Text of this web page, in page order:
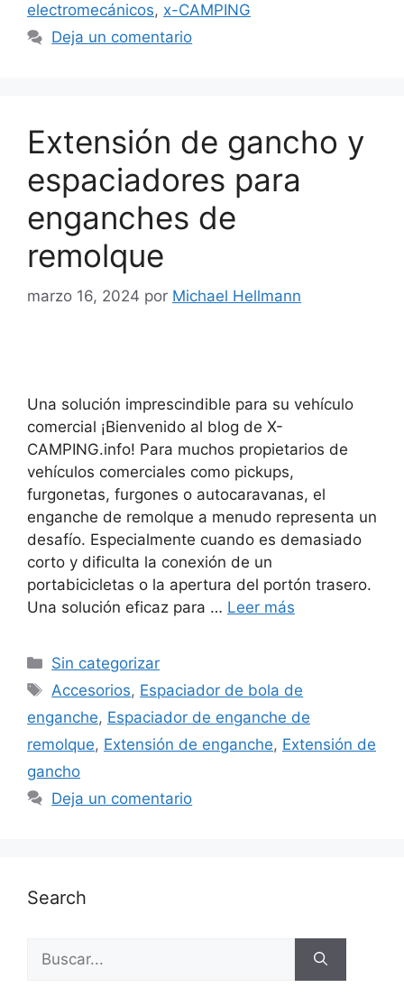
electromecánicos, x-CAMPING
Deja un comentario
Extensión de gancho y
espaciadores para
enganches de
remolque
marzo 16, 2024 por Michael Hellmann
Una solución imprescindible para su vehículo
comercial ¡Bienvenido al blog de X-
CAMPING.info! Para muchos propietarios de
vehículos comerciales como pickups,
furgonetas, furgones o autocaravanas, el
enganche de remolque a menudo representa un
desafío. Especialmente cuando es demasiado
corto y dificulta la conexión de un
portabicicletas o la apertura del portón trasero.
Una solución eficaz para … Leer más
Categorías
Sin categorizar
Etiquetas
Accesorios, Espaciador de bola de
enganche, Espaciador de enganche de
remolque, Extensión de enganche, Extensión de
gancho
Deja un comentario
Search